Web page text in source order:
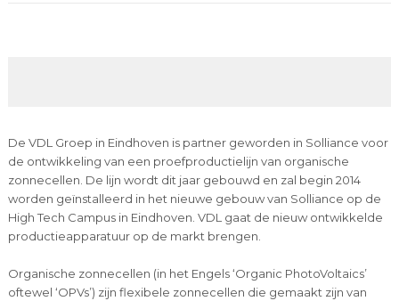
De VDL Groep in Eindhoven is partner geworden in Solliance voor
de ontwikkeling van een proefproductielijn van organische
zonnecellen. De lijn wordt dit jaar gebouwd en zal begin 2014
worden geïnstalleerd in het nieuwe gebouw van Solliance op de
High Tech Campus in Eindhoven. VDL gaat de nieuw ontwikkelde
productieapparatuur op de markt brengen.
Organische zonnecellen (in het Engels ‘Organic PhotoVoltaics’
oftewel ‘OPVs’) zijn flexibele zonnecellen die gemaakt zijn van